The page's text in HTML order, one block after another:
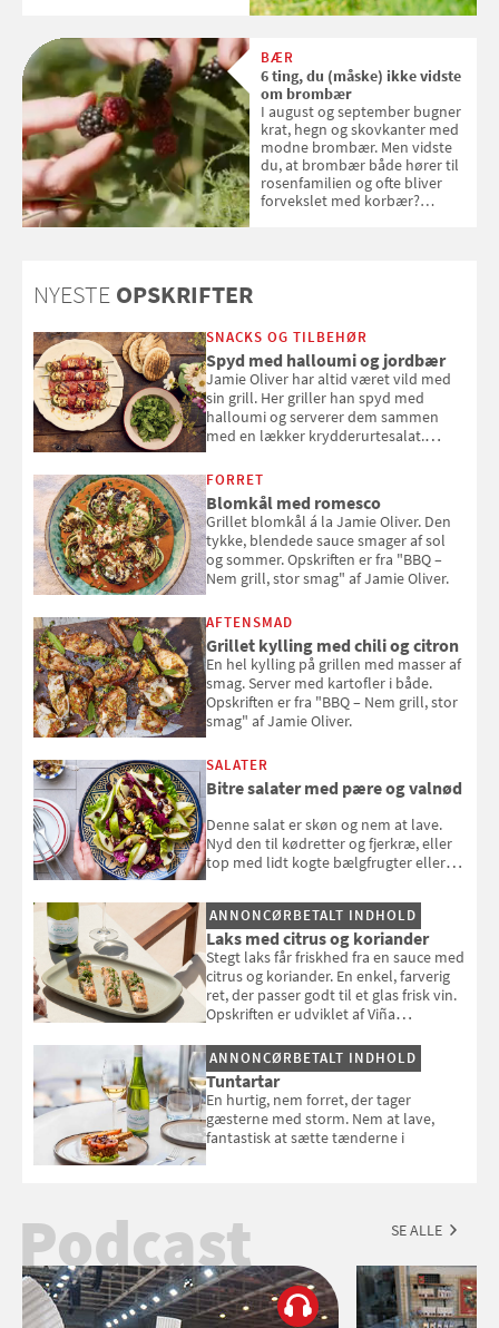
BÆR
6 ting, du (måske) ikke vidste
om brombær
I august og september bugner
krat, hegn og skovkanter med
modne brombær. Men vidste
du, at brombær både hører til
rosenfamilien og ofte bliver
forvekslet med korbær?
NYESTE OPSKRIFTER
SNACKS OG TILBEHØR
Spyd med halloumi og jordbær
Jamie Oliver har altid været vild med
sin grill. Her griller han spyd med
halloumi og serverer dem sammen
med en lækker krydderurtesalat.
smag" af Jamie Oliver.
FORRET
Blomkål med romesco
Grillet blomkål á la Jamie Oliver. Den
tykke, blendede sauce smager af sol
og sommer. Opskriften er fra "BBQ –
Nem grill, stor smag" af Jamie Oliver.
AFTENSMAD
Grillet kylling med chili og citron
En hel kylling på grillen med masser af
smag. Server med kartofler i både.
Opskriften er fra "BBQ – Nem grill, stor
smag" af Jamie Oliver.
SALATER
Bitre salater med pære og valnød
Denne salat er skøn og nem at lave.
Nyd den til kødretter og fjerkræ, eller
top med lidt kogte bælgfrugter eller
selvstændigt måltid. Opskriften er fra
Louisa Lorangs kogebog "Salat".
ANNONCØRBETALT INDHOLD
Laks med citrus og koriander
Stegt laks får friskhed fra en sauce med
citrus og koriander. En enkel, farverig
ret, der passer godt til et glas frisk vin.
Opskriften er udviklet af Viña
ANNONCØRBETALT INDHOLD
Tuntartar
En hurtig, nem forret, der tager
gæsterne med storm. Nem at lave,
fantastisk at sætte tænderne i
Podcast SE ALLE